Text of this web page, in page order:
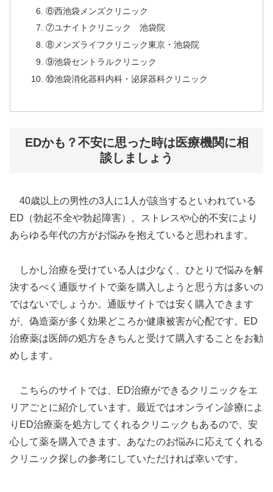
⑥西池袋メンズクリニック
⑦ユナイトクリニック 池袋院
⑧メンズライフクリニック東京・池袋院
⑨池袋セントラルクリニック
⑩池袋消化器科内科・泌尿器科クリニック
EDかも？不安に思った時は医療機関に相
談しましょう
40歳以上の男性の3人に1人が該当するといわれている
ED（勃起不全や勃起障害）。ストレスや心的不安により
あらゆる年代の方がお悩みを抱えていると思われます。
しかし治療を受けている人は少なく、ひとりで悩みを解
決するべく通販サイトで薬を購入しようと思う方は多いの
ではないでしょうか。通販サイトでは安く購入できます
が、偽造薬が多く効果どころか健康被害が心配です。ED
治療薬は医師の処方をきちんと受けて購入することをお勧
めします。
こちらのサイトでは、ED治療ができるクリニックをエ
リアごとに紹介しています。最近ではオンライン診療によ
りED治療薬を処方してくれるクリニックもあるので、安
心して薬を購入できます。あなたのお悩みに応えてくれる
クリニック探しの参考にしていただければ幸いです。